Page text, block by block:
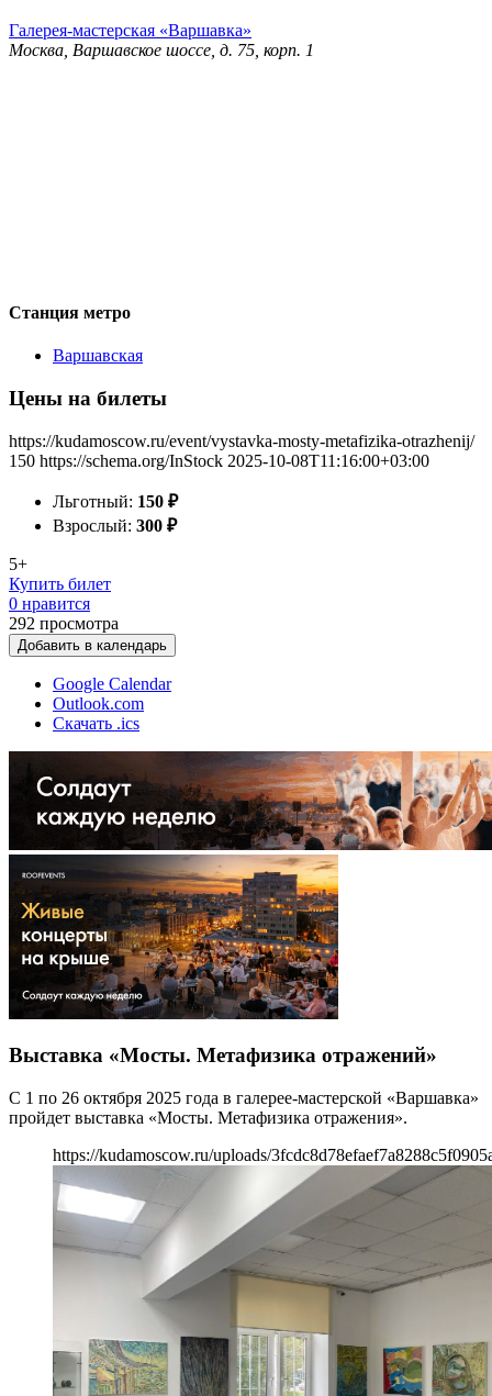
Галерея-мастерская «Варшавка»
Москва, Варшавское шоссе, д. 75, корп. 1
Станция метро
Варшавская
Цены на билеты
https://kudamoscow.ru/event/vystavka-mosty-metafizika-otrazhenij/
150 https://schema.org/InStock 2025-10-08T11:16:00+03:00
Льготный: 150 ₽
Взрослый: 300 ₽
5+
Купить билет
0 нравится
292 просмотра
Добавить в календарь
Google Calendar
Outlook.com
Скачать .ics
Выставка «Мосты. Метафизика отражений»
С 1 по 26 октября 2025 года в галерее-мастерской «Варшавка»
пройдет выставка «Мосты. Метафизика отражения».
https://kudamoscow.ru/uploads/